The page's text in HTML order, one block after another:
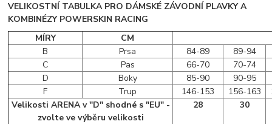
VELIKOSTNÍ TABULKA PRO DÁMSKÉ ZÁVODNÍ PLAVKY A
KOMBINÉZY POWERSKIN RACING
MÍRY
CM
B
Prsa 84-89
89-94
C
Pas 66-70
70-74
D
Boky 85-90
90-95
F
Trup 146-153 156-163
Velikosti ARENA v "D" shodné s "EU" -
zvolte ve výběru velikosti
28 30